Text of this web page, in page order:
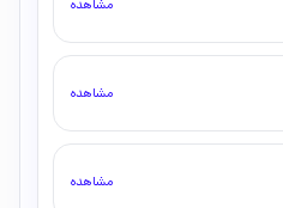
مشاهده
مشاهده
مشاهده